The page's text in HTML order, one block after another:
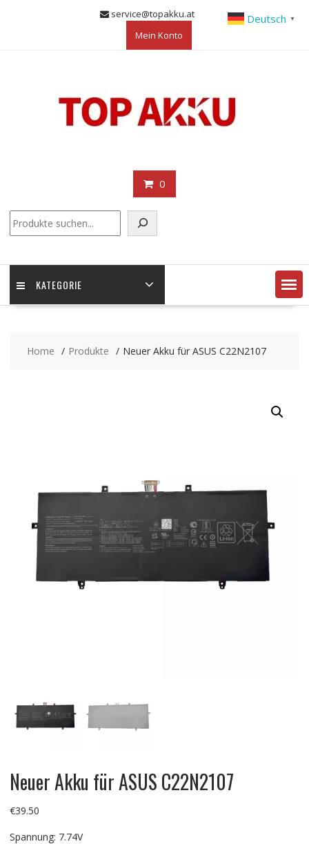
service@topakku.at
Mein Konto
0
KATEGORIE
Home Produkte Neuer Akku für ASUS C22N2107
Neuer Akku für ASUS C22N2107
€39.50
Spannung: 7.74V
Deutsch ▼